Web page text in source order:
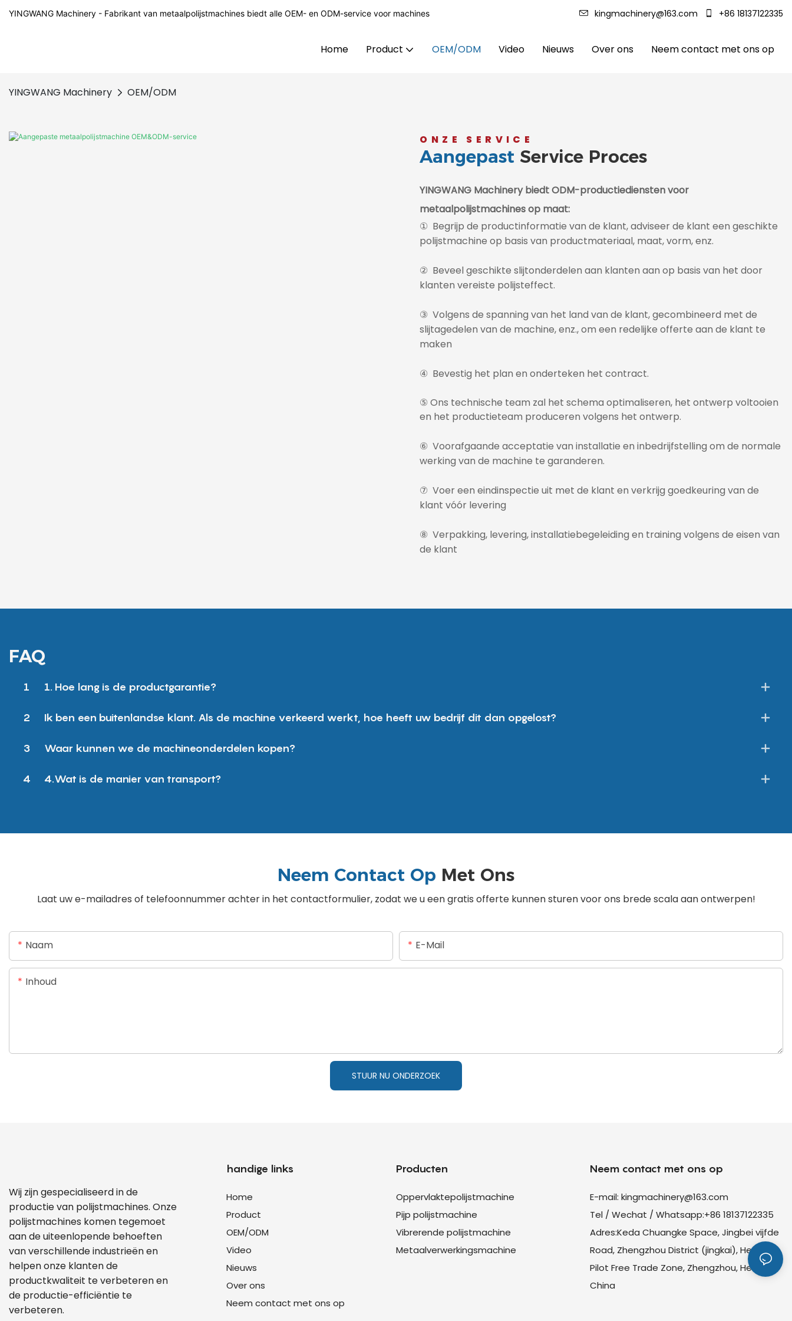
YINGWANG Machinery - Fabrikant van metaalpolijstmachines biedt alle OEM- en ODM-service voor machines kingmachinery@163.com +86 18137122335
Home Product OEM/ODM Video Nieuws Over ons Neem contact met ons op
YINGWANG Machinery OEM/ODM
ONZE SERVICE
Aangepast Service Proces
YINGWANG Machinery biedt ODM-productiediensten voor
metaalpolijstmachines op maat:
① Begrijp de productinformatie van de klant, adviseer de klant een geschikte
polijstmachine op basis van productmateriaal, maat, vorm, enz.
② Beveel geschikte slijtonderdelen aan klanten aan op basis van het door
klanten vereiste polijsteffect.
③ Volgens de spanning van het land van de klant, gecombineerd met de
slijtagedelen van de machine, enz., om een ​​redelijke offerte aan de klant te
maken
④ Bevestig het plan en onderteken het contract.
⑤ Ons technische team zal het schema optimaliseren, het ontwerp voltooien
en het productieteam produceren volgens het ontwerp.
⑥ Voorafgaande acceptatie van installatie en inbedrijfstelling om de normale
werking van de machine te garanderen.
⑦ Voer een eindinspectie uit met de klant en verkrijg goedkeuring van de
klant vóór levering
⑧ Verpakking, levering, installatiebegeleiding en training volgens de eisen van
de klant
FAQ
1 1. Hoe lang is de productgarantie?
2 Ik ben een buitenlandse klant. Als de machine verkeerd werkt, hoe heeft uw bedrijf dit dan opgelost?
3 Waar kunnen we de machineonderdelen kopen?
4 4.Wat is de manier van transport?
Neem Contact Op Met Ons
Laat uw e-mailadres of telefoonnummer achter in het contactformulier, zodat we u een gratis offerte kunnen sturen voor ons brede scala aan ontwerpen!
Naam E-Mail
Inhoud
STUUR NU ONDERZOEK
Wij zijn gespecialiseerd in de
productie van polijstmachines. Onze
polijstmachines komen tegemoet
aan de uiteenlopende behoeften
van verschillende industrieën en
helpen onze klanten de
productkwaliteit te verbeteren en
de productie-efficiëntie te
verbeteren.
handige links
Home
Product
OEM/ODM
Video
Nieuws
Over ons
Neem contact met ons op
Producten
Oppervlaktepolijstmachine
Pijp polijstmachine
Vibrerende polijstmachine
Metaalverwerkingsmachine
Neem contact met ons op
E-mail: kingmachinery@163.com
Tel / Wechat / Whatsapp:+86 18137122335
Adres:Keda Chuangke Space, Jingbei vijfde
Road, Zhengzhou District (jingkai), Henan
Pilot Free Trade Zone, Zhengzhou, Henan,
China